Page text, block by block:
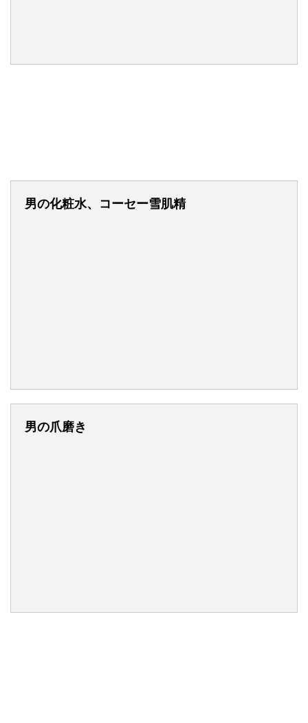
男の化粧水、コーセー雪肌精
男の爪磨き